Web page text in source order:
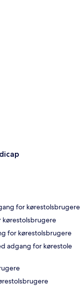
for kørestolsbrugere
for kørestolsbrugere
adgang for kørestole